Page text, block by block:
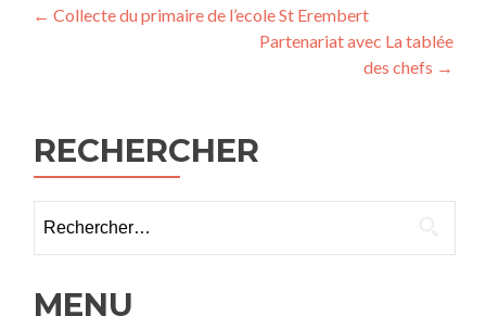
Navigation
← Collecte du primaire de l’ecole St Erembert
Partenariat avec La tablée
des chefs →
RECHERCHER
MENU